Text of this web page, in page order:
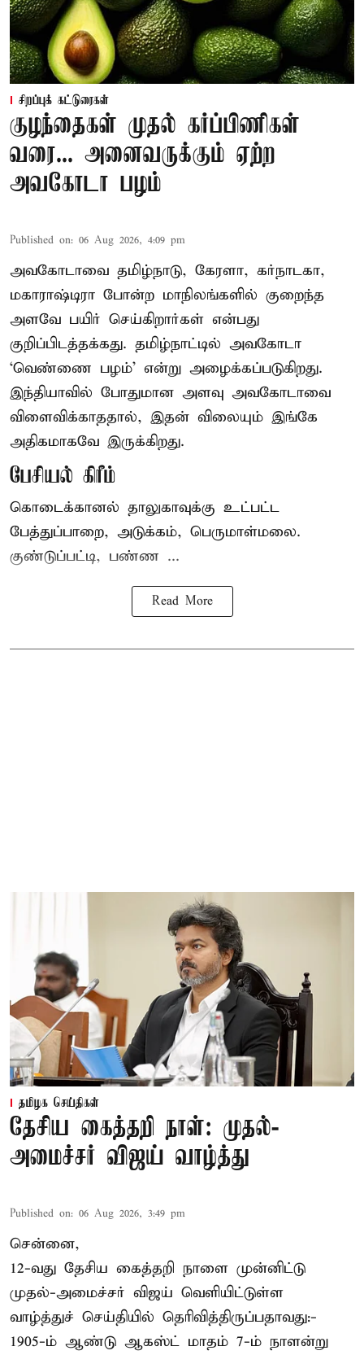
சிறப்புக் கட்டுரைகள்
குழந்தைகள் முதல் கர்ப்பிணிகள்
வரை... அனைவருக்கும் ஏற்ற
அவகோடா பழம்
Published on: 06 Aug 2026, 4:09 pm
அவகோடாவை தமிழ்நாடு, கேரளா, கர்நாடகா,
மகாராஷ்டிரா போன்ற மாநிலங்களில் குறைந்த
அளவே பயிர் செய்கிறார்கள் என்பது
குறிப்பிடத்தக்கது. தமிழ்நாட்டில் அவகோடா
‘வெண்ணை பழம்’ என்று அழைக்கப்படுகிறது.
இந்தியாவில் போதுமான அளவு அவகோடாவை
விளைவிக்காததால், இதன் விலையும் இங்கே
அதிகமாகவே இருக்கிறது.
பேசியல் கிரீம்
கொடைக்கானல் தாலுகாவுக்கு உட்பட்ட
பேத்துப்பாறை, அடுக்கம், பெருமாள்மலை.
குண்டுப்பட்டி, பண்ண ...
Read More
தமிழக செய்திகள்
தேசிய கைத்தறி நாள்: முதல்-
அமைச்சர் விஜய் வாழ்த்து
Published on: 06 Aug 2026, 3:49 pm
சென்னை,
12-வது தேசிய கைத்தறி நாளை முன்னிட்டு
முதல்-அமைச்சர் விஜய் வெளியிட்டுள்ள
வாழ்த்துச் செய்தியில் தெரிவித்திருப்பதாவது:-
1905-ம் ஆண்டு ஆகஸ்ட் மாதம் 7-ம் நாளன்று